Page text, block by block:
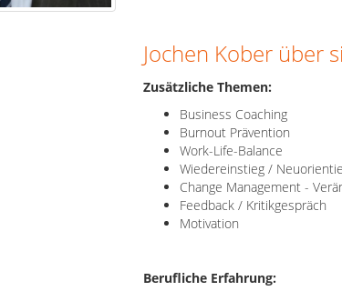
Jochen Kober über
Zusätzliche Themen:
Business Coaching
Burnout Prävention
Work-Life-Balance
Wiedereinstieg /
Change Management -
Feedback / Kritikgespräch
Motivation
Berufliche Erfahrung: